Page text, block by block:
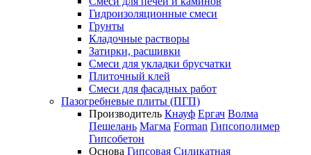
Гидроизоляционные смеси
Грунты
Кладочные растворы
Затирки, расшивки
Смеси для укладки брусчатки
Плиточный клей
Смеси для фасадных работ
Пазогребневые плиты (ПГП)
Производитель Кнауф Ергач Волма
Пешелань Магма Forman Гипсополимер
Гипсобетон
Основа Гипсовая Силикатная